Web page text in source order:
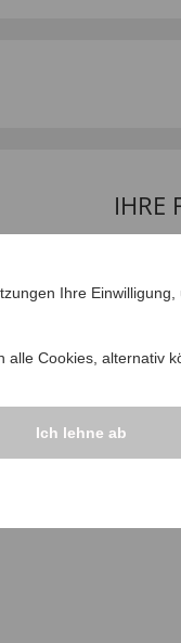
IHRE
Ihre
alle Cookies, alternativ
Ich lehne ab